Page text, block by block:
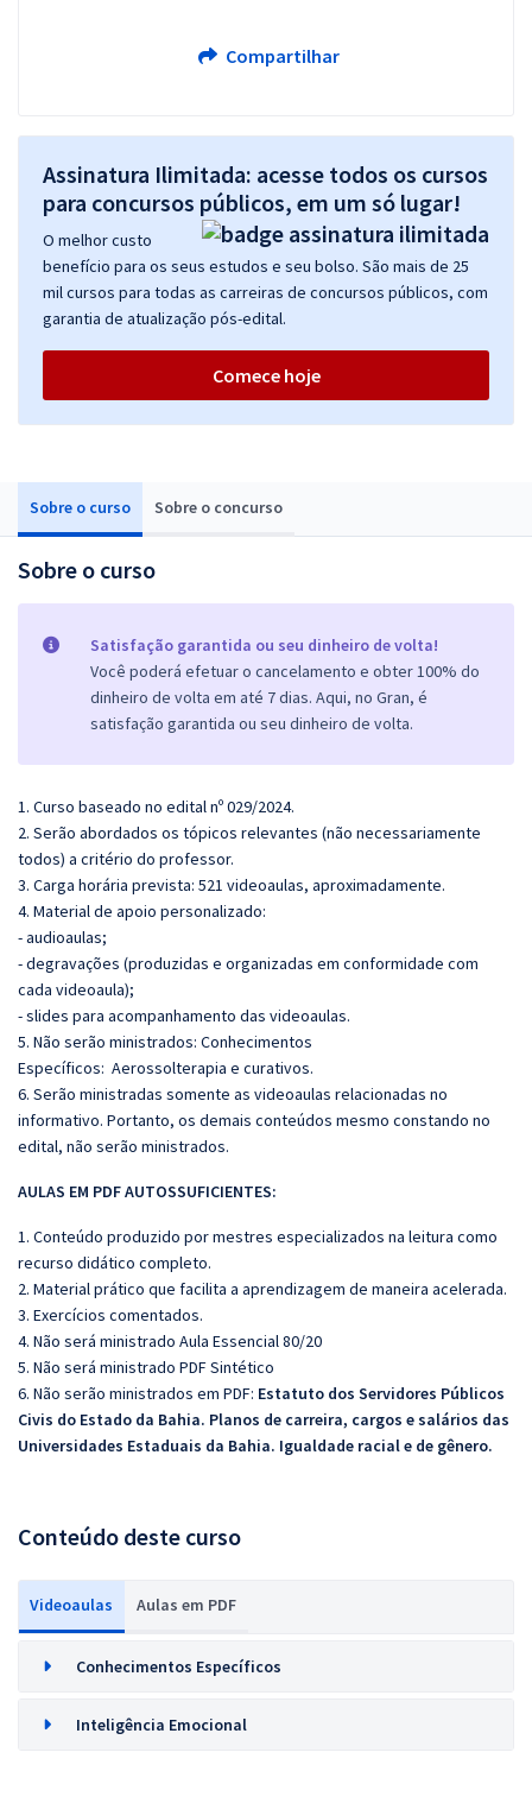
Sobre o curso Sobre o concurso
Sobre o curso
Satisfação garantida ou seu dinheiro de volta!
Você poderá efetuar o cancelamento e obter 100% do
dinheiro de volta em até 7 dias. Aqui, no Gran, é
satisfação garantida ou seu dinheiro de volta.
1. Curso baseado no edital nº 029/2024.
2. Serão abordados os tópicos relevantes (não necessariamente
todos) a critério do professor.
3. Carga horária prevista: 521 videoaulas, aproximadamente.
4. Material de apoio personalizado:
- audioaulas;
- degravações (produzidas e organizadas em conformidade com
cada videoaula);
- slides para acompanhamento das videoaulas.
5. Não serão ministrados: Conhecimentos
Específicos: Aerossolterapia e curativos.
6. Serão ministradas somente as videoaulas relacionadas no
informativo. Portanto, os demais conteúdos mesmo constando no
edital, não serão ministrados.
AULAS EM PDF AUTOSSUFICIENTES:
1. Conteúdo produzido por mestres especializados na leitura como
recurso didático completo.
2. Material prático que facilita a aprendizagem de maneira acelerada.
3. Exercícios comentados.
4. Não será ministrado Aula Essencial 80/20
5. Não será ministrado PDF Sintético
6. Não serão ministrados em PDF: Estatuto dos Servidores Públicos
Civis do Estado da Bahia. Planos de carreira, cargos e salários das
Universidades Estaduais da Bahia. Igualdade racial e de gênero.
Conteúdo deste curso
Videoaulas Aulas em PDF
Conhecimentos Específicos
Inteligência Emocional
Compartilhar
Assinatura Ilimitada: acesse todos os cursos
para concursos públicos, em um só lugar!
O melhor custo
benefício para os seus estudos e seu bolso. São mais de 25
mil cursos para todas as carreiras de concursos públicos, com
garantia de atualização pós-edital.
Comece hoje